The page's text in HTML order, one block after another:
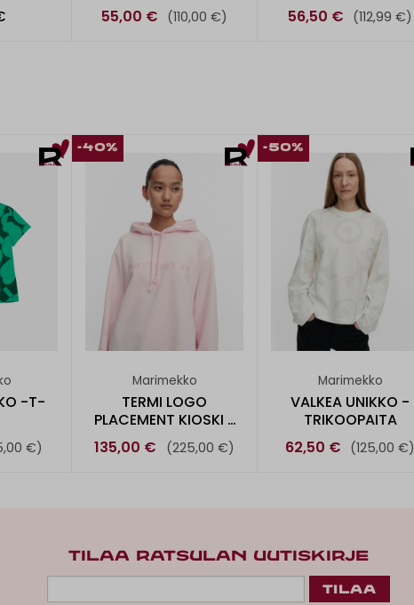
55,00 € (110,00 €) 56,50 € (112,99 €)
-T-
€)
-40%
Marimekko
TERMI LOGO
PLACEMENT KIOSKI -
HUPPARI
135,00 € (225,00 €)
-50%
Marimekko
VALKEA UNIKKO -
TRIKOOPAITA
62,50 € (125,00 €)
TILAA RATSULAN UUTISKIRJE